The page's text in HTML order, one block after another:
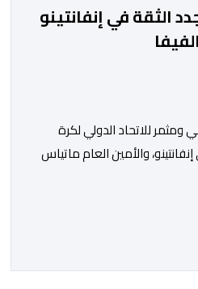
الثقة في إنفانتينو
ومثمر للاتحاد الدولي لكرة
والأمين العام ماتياس
قِبل 211 اتحادا […]